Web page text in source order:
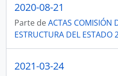
2020-08-21
Parte deACTAS COMISIÓN
ESTRUCTURA DEL ESTADO
2021-03-24